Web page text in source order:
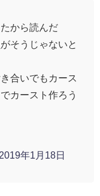
から読んだ
そうじゃないと
合いでもカース
カースト作ろう
2019年1月18日